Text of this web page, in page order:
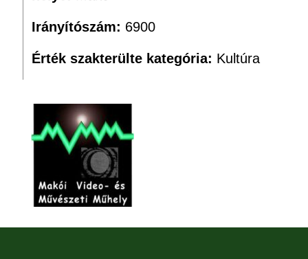
Irányítószám: 6900
Érték szakterülte kategória: Kultúra